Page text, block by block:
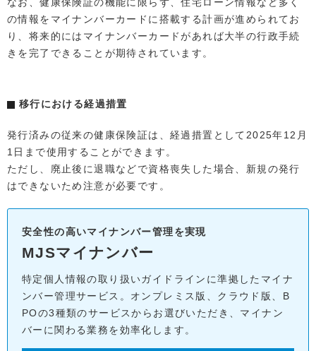
の情報をマイナンバーカードに搭載する計画が進められてお
り、将来的にはマイナンバーカードがあれば大半の行政手続
きを完了できることが期待されています。
移行における経過措置
発行済みの従来の健康保険証は、経過措置として2025年12月
1日まで使用することができます。
ただし、廃止後に退職などで資格喪失した場合、新規の発行
はできないため注意が必要です。
安全性の高いマイナンバー管理を実現
MJSマイナンバー
特定個人情報の取り扱いガイドラインに準拠したマイナ
ンバー管理サービス。オンプレミス版、クラウド版、B
POの3種類のサービスからお選びいただき、マイナン
バーに関わる業務を効率化します。